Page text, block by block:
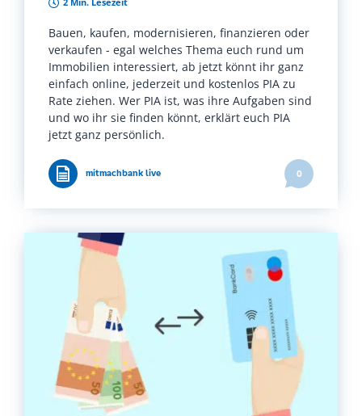
Bauen, kaufen, modernisieren, finanzieren oder
verkaufen - egal welches Thema euch rund um
Immobilien interessiert, ab jetzt könnt ihr ganz
einfach online, jederzeit und kostenlos PIA zu
Rate ziehen. Wer PIA ist, was ihre Aufgaben sind
und wo ihr sie finden könnt, erklärt euch PIA
jetzt ganz persönlich.
mitmachbank live 0